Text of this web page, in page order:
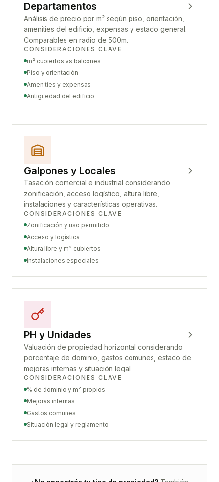
Departamentos
Análisis de precio por m² según piso, orientación,
amenities del edificio, expensas y estado general.
Comparables en radio de 500m.
CONSIDERACIONES CLAVE
m² cubiertos vs balcones
Piso y orientación
Amenities y expensas
Antigüedad del edificio
Galpones y Locales
Tasación comercial e industrial considerando
zonificación, acceso logístico, altura libre,
instalaciones y características operativas.
CONSIDERACIONES CLAVE
Zonificación y uso permitido
Acceso y logística
Altura libre y m² cubiertos
Instalaciones especiales
PH y Unidades
Valuación de propiedad horizontal considerando
porcentaje de dominio, gastos comunes, estado de
mejoras internas y situación legal.
CONSIDERACIONES CLAVE
% de dominio y m² propios
Mejoras internas
Gastos comunes
Situación legal y reglamento